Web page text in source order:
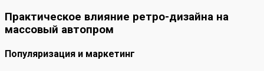
Практическое влияние ретро-дизайна на
массовый автопром
Популяризация и маркетинг